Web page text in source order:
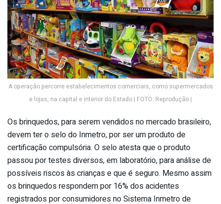
A operação percorre estabelecimentos comerciais, como supermercados
e lojas, na capital e interior do Estado | FOTO: Reprodução |
Os brinquedos, para serem vendidos no mercado brasileiro,
devem ter o selo do Inmetro, por ser um produto de
certificação compulsória. O selo atesta que o produto
passou por testes diversos, em laboratório, para análise de
possíveis riscos às crianças e que é seguro. Mesmo assim
os brinquedos respondem por 16% dos acidentes
registrados por consumidores no Sistema Inmetro de